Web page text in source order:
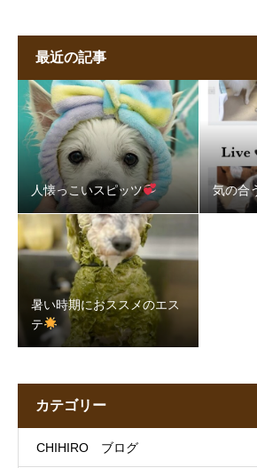
最近の記事
人懐っこいスピッツ 気の合
暑い時期におススメのエス
テ
カテゴリー
CHIHIRO ブログ